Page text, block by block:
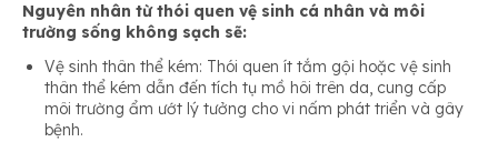
Nguyên nhân từ thói quen vệ sinh cá nhân và môi
trường sống không sạch sẽ:
Vệ sinh thân thể kém: Thói quen ít tắm gội hoặc vệ sinh
thân thể kém dẫn đến tích tụ mồ hôi trên da, cung cấp
môi trường ẩm ướt lý tưởng cho vi nấm phát triển và gây
bệnh.